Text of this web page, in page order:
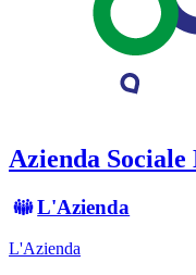
Azienda Sociale
L'Azienda
L'Azienda